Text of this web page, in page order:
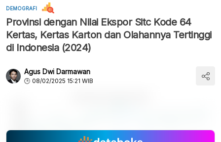
DEMOGRAFI
Provinsi dengan Nilai Ekspor Sitc Kode 64
Kertas, Kertas Karton dan Olahannya Tertinggi
di Indonesia (2024)
Agus Dwi Darmawan
08/02/2025 15:21 WIB